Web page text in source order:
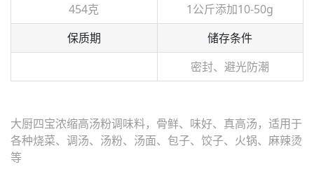
454克
1公斤添加10-50g
保质期
储存条件
密封、避光防潮
大厨四宝浓缩高汤粉调味料，骨鲜、味好、真高汤，适用于
各种烧菜、调汤、汤粉、汤面、包子、饺子、火锅、麻辣烫
等